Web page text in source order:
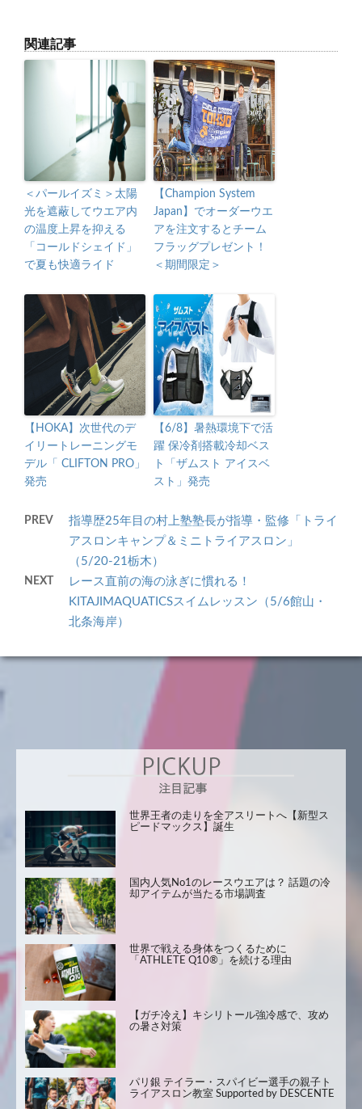
関連記事
＜パールイズミ＞太陽
光を遮蔽してウエア内
の温度上昇を抑える
「コールドシェイド」
で夏も快適ライド
【Champion System
Japan】でオーダーウエ
アを注文するとチーム
フラッグプレゼント！
＜期間限定＞
【HOKA】次世代のデ
イリートレーニングモ
デル「 CLIFTON PRO」
発売
【6/8】暑熱環境下で活
躍 保冷剤搭載冷却ベス
ト「ザムスト アイスベ
スト」発売
PREV
指導歴25年目の村上塾塾長が指導・監修「トライ
アスロンキャンプ＆ミニトライアスロン」
（5/20-21栃木）
NEXT
レース直前の海の泳ぎに慣れる！
KITAJIMAQUATICSスイムレッスン（5/6館山・
北条海岸）
世界王者の走りを全アスリートへ【新型ス
ピードマックス】誕生
国内人気No1のレースウエアは？ 話題の冷
却アイテムが当たる市場調査
世界で戦える身体をつくるために
「ATHLETE Q10®」を続ける理由
【ガチ冷え】キシリトール強冷感で、攻め
の暑さ対策
パリ銀 テイラー・スパイビー選手の親子ト
ライアスロン教室 Supported by DESCENTE